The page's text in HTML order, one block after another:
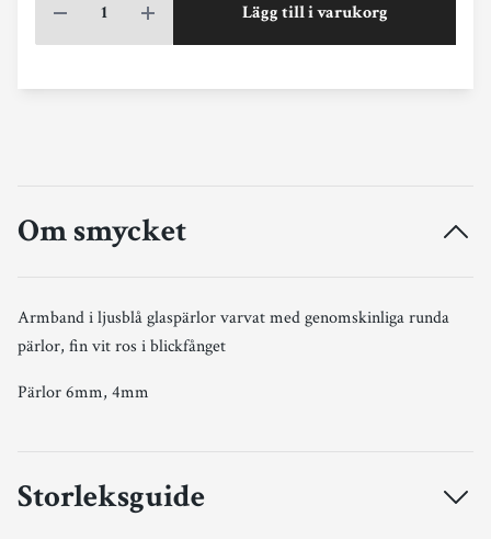
Lägg till i varukorg
Om smycket
Armband i ljusblå glaspärlor varvat med genomskinliga runda
pärlor, fin vit ros i blickfånget
Pärlor 6mm, 4mm
Storleksguide